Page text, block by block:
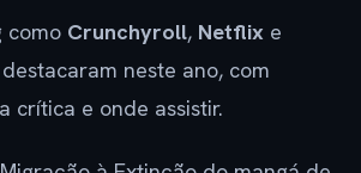
como Crunchyroll, Netflix e
neste ano, com
crítica e onde assistir.